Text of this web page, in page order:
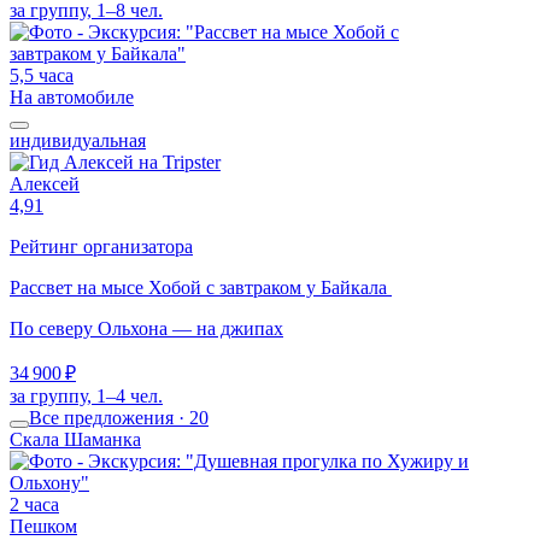
за группу, 1–8 чел.
5,5 часа
На автомобиле
индивидуальная
Алексей
4,91
Рейтинг организатора
Рассвет на мысе Хобой с завтраком у Байкала
По северу Ольхона — на джипах
34 900 ₽
за группу, 1–4 чел.
Все предложения · 20
Скала Шаманка
2 часа
Пешком